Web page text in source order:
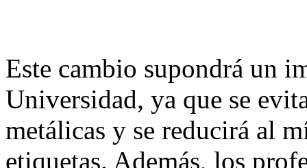
Este cambio supondrá un
Universidad, ya que se
metálicas y se reducirá al
etiquetas. Además, los